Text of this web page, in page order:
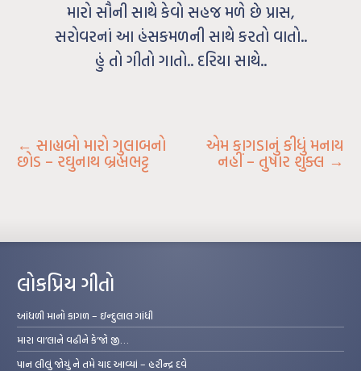
મારો સૌની સાથે કેવો સહજ મળે છે પ્રાસ,
સરોવરનાં આ હંસકમળની સાથે કરતો વાતો..
હું તો ગીતો ગાતો.. દરિયા સાથે..
← સાહ્યબો મારો ગુલાબનો
છોડ – રઘુનાથ બ્રહ્મભટ્ટ
એમ કાગડાનું કીધું મનાય
નહીં – તુષાર શુક્લ →
લોકપ્રિય ગીતો
આંધળી માનો કાગળ – ઇન્દુલાલ ગાંધી
મારા વા’લાને વઢીને કે’જો જી…
પાન લીલું જોયું ને તમે યાદ આવ્યાં – હરીન્દ્ર દવે